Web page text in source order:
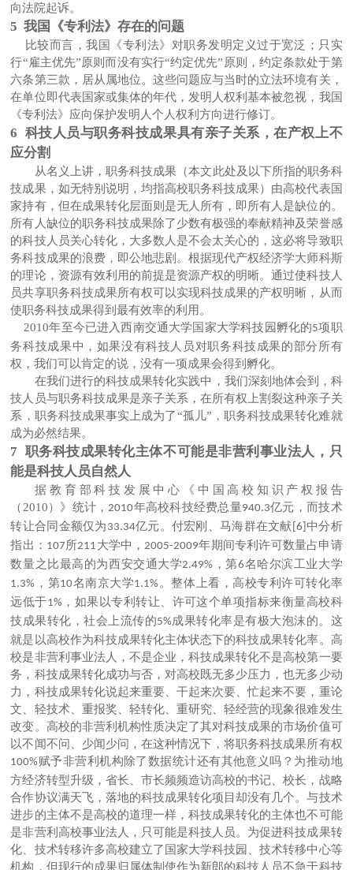
向法院起诉。
5 我国《专利法》存在的问题
比较而言，我国《专利法》对职务发明定义过于宽泛；只实
行“雇主优先”原则而没有实行“约定优先”原则，约定条款处于第
六条第三款，居从属地位。这些问题应与当时的立法环境有关，
在单位即代表国家或集体的年代，发明人权利基本被忽视，我国
《专利法》应向保护发明人个人权利方向进行修订。
6 科技人员与职务科技成果具有亲子关系，在产权上不
应分割
从名义上讲，职务科技成果（本文此处及以下所指的职务科
技成果，如无特别说明，均指高校职务科技成果）由高校代表国
家持有，但在成果转化层面则是无人所有，即所有人是缺位的。
所有人缺位的职务科技成果除了少数有极强的奉献精神及荣誉感
的科技人员关心转化，大多数人是不会太关心的，这必将导致职
务科技成果的浪费，即公地悲剧。根据现代产权经济学大师科斯
的理论，资源有效利用的前提是资源产权的明晰。通过使科技人
员共享职务科技成果所有权可以实现科技成果的产权明晰，从而
使职务科技成果得到最有效率的利用。
2010年至今已进入西南交通大学国家大学科技园孵化的5项职
务科技成果中，如果没有科技人员对职务科技成果的部分所有
权，我们可以肯定的说，没有一项成果会得到孵化。
在我们进行的科技成果转化实践中，我们深刻地体会到，科
技人员与职务科技成果是亲子关系，在所有权上割裂这种亲子关
系，职务科技成果事实上成为了“孤儿”，职务科技成果转化难就
成为必然结果。
7 职务科技成果转化主体不可能是非营利事业法人，只
能是科技人员自然人
据教育部科技发展中心《中国高校知识产权报告
（ 2010）》统计， 2010年高校科技经费总量940.3亿元，而技术
转让合同金额仅为 33.34亿元。付宏刚、马海群在文献 [6] 中分析
指出： 107 所211 大学中， 2005-2009年期间专利许可数量占申请
数量之比最高的为西安交通大学2.49% ，第6名哈尔滨工业大学
1.3% ，第10名南京大学1.1% 。整体上看，高校专利许可转化率
远低于1%，如果以专利转让、许可这个单项指标来衡量高校科
技成果转化，社会上流传的5%成果转化率是有极大泡沫的。这
就是以高校作为科技成果转化主体状态下的科技成果转化率。高
校是非营利事业法人，不是企业，科技成果转化不是高校第一要
务，科技成果转化成功与否，对高校既无多少压力，也无多少动
力，科技成果转化说起来重要、干起来次要、忙起来不要，重论
文、轻技术、重报奖、轻转化、重研究、轻经营的现象很难发生
改变。高校的非营利机构性质决定了其对科技成果的市场价值可
以不闻不问、少闻少问，在这种情况下，将职务科技成果所有权
100%赋予非营利机构除了数据统计还有其他意义吗？为推动地
方经济转型升级，省长、市长频频造访高校的书记、校长，战略
合作协议满天飞，落地的科技成果转化项目却没有几个。与技术
进步的主体不是高校的道理一样，科技成果转化的主体也不可能
是非营利高校事业法人，只可能是科技人员。为促进科技成果转
化、技术转移许多高校建立了国家大学科技园、技术转移中心等
机构，但现行的成果归属体制使作为新郎的科技人员不急于科技